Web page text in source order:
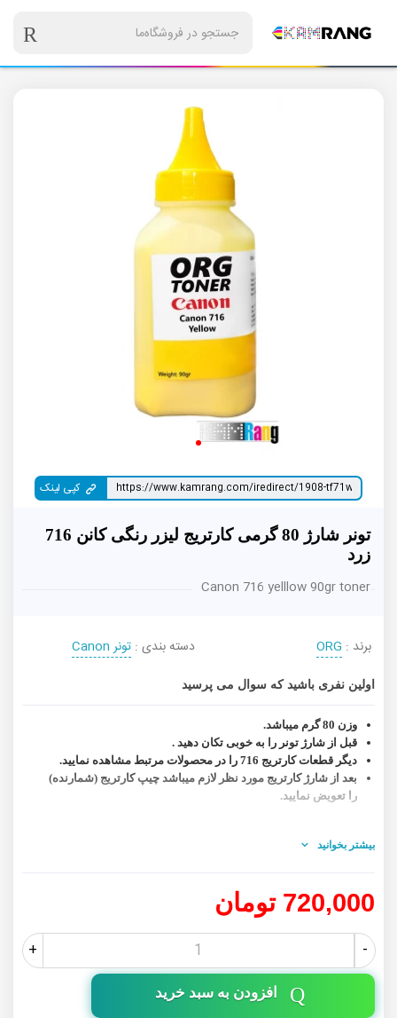
کپی لینک
تونر شارژ 80 گرمی کارتریج لیزر رنگی کانن 716
زرد
Canon 716 yelllow 90gr toner
برند : ORG دسته بندی : تونر Canon
اولین نفری باشید که سوال می پرسید
وزن 80 گرم میباشد.
قبل از شارژ تونر را به خوبی تکان دهید .
دیگر قطعات کارتریج 716 را در محصولات مرتبط مشاهده نمایید.
بعد از شارژ کارتریج مورد نظر لازم میباشد چیپ کارتریج (شمارنده)
را تعویض نمایید.
بیشتر بخوانید
720,000 تومان
-
+
افزودن به سبد خرید